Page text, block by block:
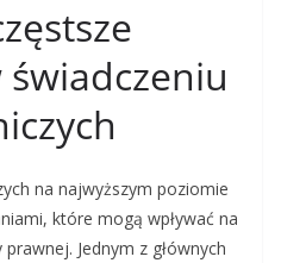
na najwyższym poziomie
które mogą wpływać na
Jednym z głównych